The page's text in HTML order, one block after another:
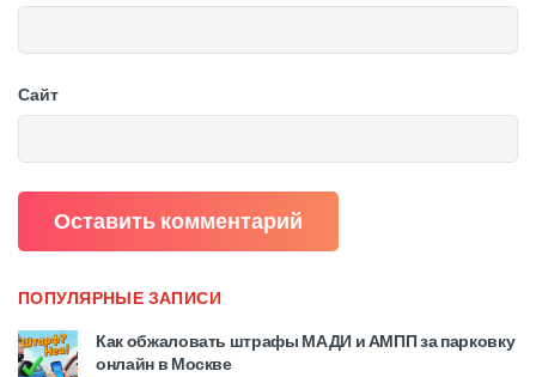
Сайт
ПОПУЛЯРНЫЕ ЗАПИСИ
Как обжаловать штрафы МАДИ и АМПП за парковку
онлайн в Москве